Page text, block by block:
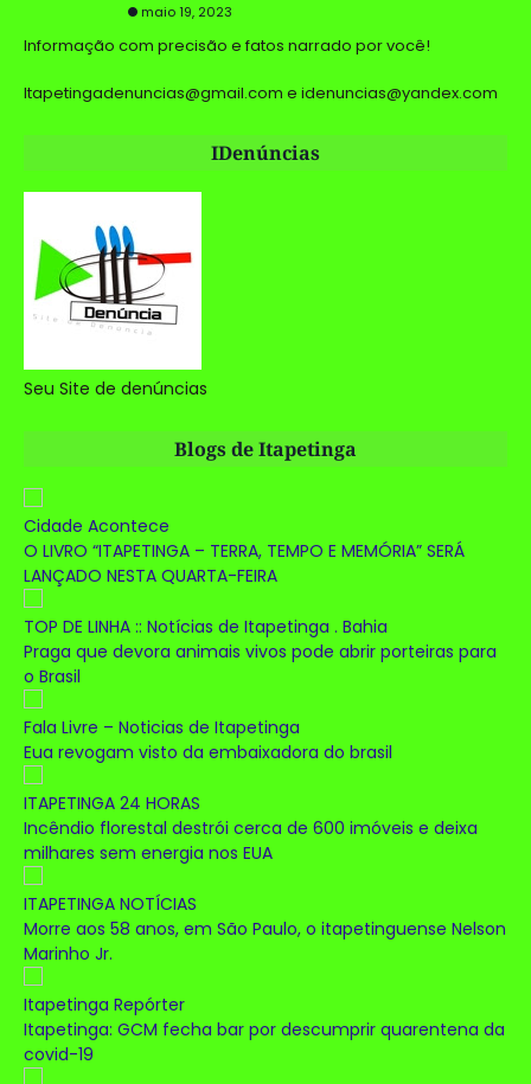
maio 19, 2023
Informação com precisão e fatos narrado por você!
Itapetingadenuncias@gmail.com e idenuncias@yandex.com
IDenúncias
Seu Site de denúncias
Blogs de Itapetinga
Cidade Acontece
O LIVRO “ITAPETINGA – TERRA, TEMPO E MEMÓRIA” SERÁ
LANÇADO NESTA QUARTA-FEIRA
TOP DE LINHA :: Notícias de Itapetinga . Bahia
Praga que devora animais vivos pode abrir porteiras para
o Brasil
Fala Livre – Noticias de Itapetinga
Eua revogam visto da embaixadora do brasil
ITAPETINGA 24 HORAS
Incêndio florestal destrói cerca de 600 imóveis e deixa
milhares sem energia nos EUA
ITAPETINGA NOTÍCIAS
Morre aos 58 anos, em São Paulo, o itapetinguense Nelson
Marinho Jr.
Itapetinga Repórter
Itapetinga: GCM fecha bar por descumprir quarentena da
covid-19